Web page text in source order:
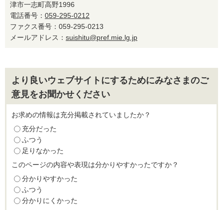
津市一志町高野1996
電話番号： 059-295-0212
ファクス番号：059-295-0213
メールアドレス： suishitu@pref.mie.lg.jp
より良いウェブサイトにするためにみなさまのご
意見をお聞かせください
お求めの情報は充分掲載されていましたか？
充分だった
ふつう
足りなかった
このページの内容や表現は分かりやすかったですか？
分かりやすかった
ふつう
分かりにくかった